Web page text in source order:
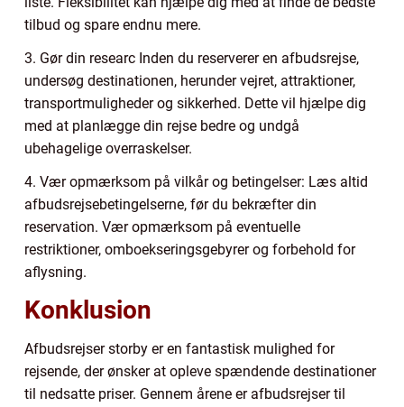
tilbud og spare endnu mere.
3. Gør din researc Inden du reserverer en afbudsrejse,
undersøg destinationen, herunder vejret, attraktioner,
transportmuligheder og sikkerhed. Dette vil hjælpe dig
med at planlægge din rejse bedre og undgå
ubehagelige overraskelser.
4. Vær opmærksom på vilkår og betingelser: Læs altid
afbudsrejsebetingelserne, før du bekræfter din
reservation. Vær opmærksom på eventuelle
restriktioner, omboekseringsgebyrer og forbehold for
aflysning.
Konklusion
Afbudsrejser storby er en fantastisk mulighed for
rejsende, der ønsker at opleve spændende destinationer
til nedsatte priser. Gennem årene er afbudsrejser til